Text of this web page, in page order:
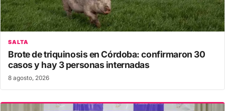
SALTA
Brote de triquinosis en Córdoba: confirmaron 30
casos y hay 3 personas internadas
8 agosto, 2026